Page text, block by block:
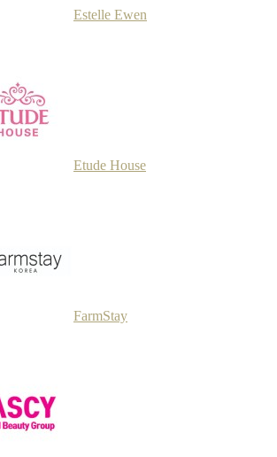
Estelle Ewen
Etude House
FarmStay